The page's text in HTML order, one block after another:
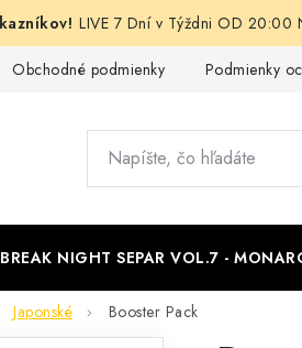
LIVE 7 Dní v Týždni OD 20:00
Obchodné podmienky Podmienky
BREAK NIGHT SEPAR VOL.7 -
Japonské Booster Pack